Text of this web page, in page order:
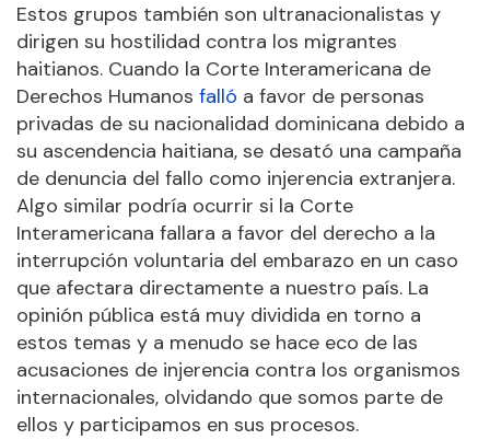
Estos grupos también son ultranacionalistas y
dirigen su hostilidad contra los migrantes
haitianos. Cuando la Corte Interamericana de
Derechos Humanos falló a favor de personas
privadas de su nacionalidad dominicana debido a
su ascendencia haitiana, se desató una campaña
de denuncia del fallo como injerencia extranjera.
Algo similar podría ocurrir si la Corte
Interamericana fallara a favor del derecho a la
interrupción voluntaria del embarazo en un caso
que afectara directamente a nuestro país. La
opinión pública está muy dividida en torno a
estos temas y a menudo se hace eco de las
acusaciones de injerencia contra los organismos
internacionales, olvidando que somos parte de
ellos y participamos en sus procesos.